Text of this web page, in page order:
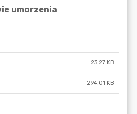
23.27 KB
294.01 KB